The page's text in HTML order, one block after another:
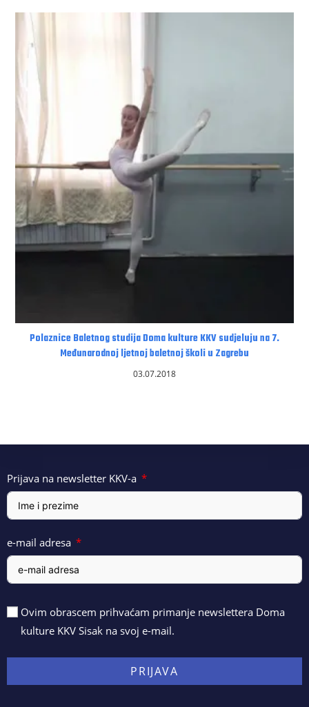
Polaznice Baletnog studija Doma kulture KKV sudjeluju na 7.
Međunarodnoj ljetnoj baletnoj školi u Zagrebu
03.07.2018
Prijava na newsletter KKV-a
e-mail adresa
Ovim obrascem prihvaćam primanje newslettera Doma
kulture KKV Sisak na svoj e-mail.
PRIJAVA